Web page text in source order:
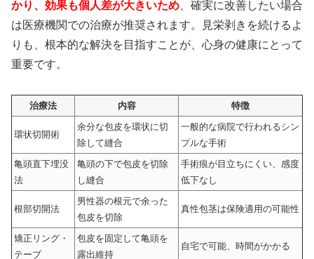
かり、効果も個人差が大きいため 、確実に改善したい場合
は医療機関での治療が推奨されます。見栄剥きを続けるよ
りも、根本的な解決を目指すことが、心身の健康にとって
重要です。
治療法 内容 特徴
環状切開術
余分な包皮を環状に切
除して縫合
一般的な病院で行われるシン
プルな手術
亀頭直下埋没
法
亀頭の下で包皮を切除
し縫合
手術痕が目立ちにくい、感度
低下なし
根部切開法
男性器の根元で余った
包皮を切除
真性包茎は保険適用の可能性
矯正リング・
テープ
包皮を固定して亀頭を
露出維持
自宅で可能、時間がかかる